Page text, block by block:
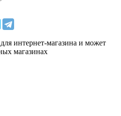
интернет-магазина и может
магазинах